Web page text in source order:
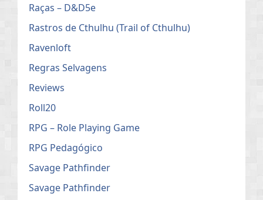
Raças – D&D5e
Rastros de Cthulhu (Trail of Cthulhu)
Ravenloft
Regras Selvagens
Reviews
Roll20
RPG – Role Playing Game
RPG Pedagógico
Savage Pathfinder
Savage Pathfinder